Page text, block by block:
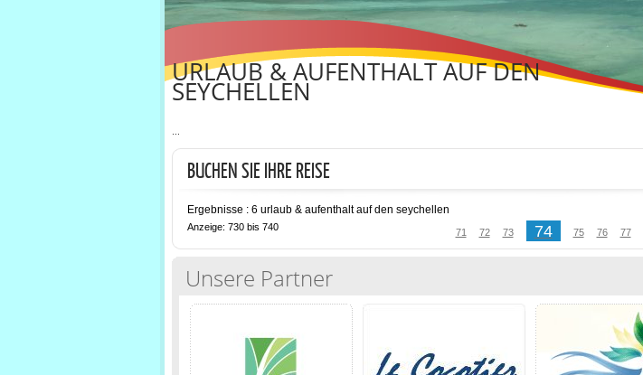
URLAUB & AUFENTHALT AUF DEN
SEYCHELLEN
...
BUCHEN SIE IHRE REISE
Ergebnisse : 6 urlaub & aufenthalt auf den seychellen
71 72 73 74 75 76 77
Anzeige: 730 bis 740
Unsere Partner